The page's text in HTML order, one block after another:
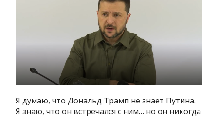
Я думаю, что Дональд Трамп не знает Путина.
Я знаю, что он встречался с ним… но он никогда